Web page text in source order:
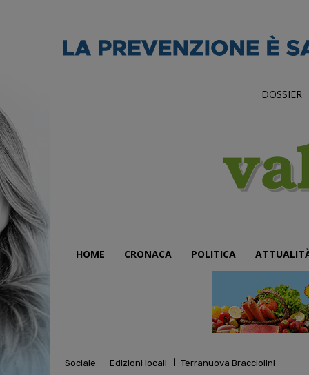
DOSSIER
HOME CRONACA POLITICA
Sociale Edizioni locali Terranuova Bracciolini